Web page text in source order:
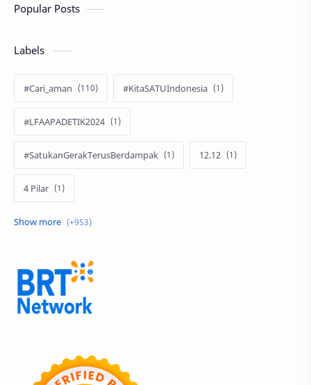
Popular Posts
Labels
#Cari_aman #KitaSATUIndonesia
#LFAAPADETIK2024
#SatukanGerakTerusBerdampak 12.12
4 Pilar
60 Tahun
Adenanta Putra
Adventorial